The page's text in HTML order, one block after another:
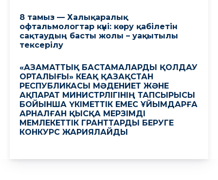
8 тамыз — Халықаралық
офтальмологтар күні: көру қабілетін
сақтаудың басты жолы – уақытылы
тексерілу
«АЗАМАТТЫҚ БАСТАМАЛАРДЫ ҚОЛДАУ
ОРТАЛЫҒЫ» КЕАҚ ҚАЗАҚСТАН
РЕСПУБЛИКАСЫ МӘДЕНИЕТ ЖӘНЕ
АҚПАРАТ МИНИСТРЛІГІНІҢ ТАПСЫРЫСЫ
БОЙЫНША ҮКІМЕТТІК ЕМЕС ҰЙЫМДАРҒА
АРНАЛҒАН ҚЫСҚА МЕРЗІМДІ
МЕМЛЕКЕТТІК ГРАНТТАРДЫ БЕРУГЕ
КОНКУРС ЖАРИЯЛАЙДЫ